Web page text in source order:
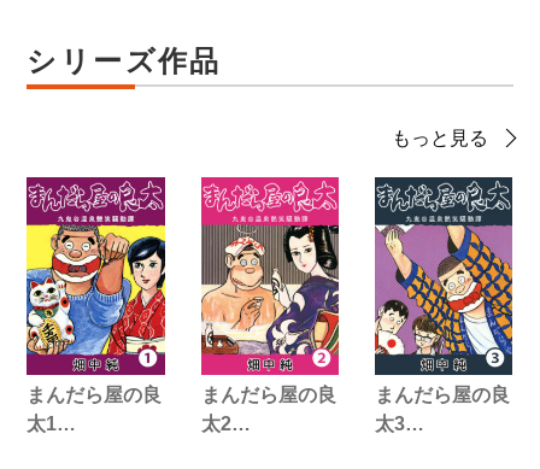
シリーズ作品
もっと見る
まんだら屋の良
太1…
まんだら屋の良
太2…
まんだら屋の良
太3…